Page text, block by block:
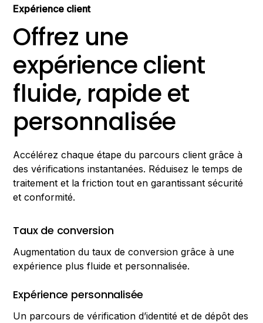
Expérience client
Offrez une
expérience client
fluide, rapide et
personnalisée
Accélérez chaque étape du parcours client grâce à
des vérifications instantanées. Réduisez le temps de
traitement et la friction tout en garantissant sécurité
et conformité.
Taux de conversion
Augmentation du taux de conversion grâce à une
expérience plus fluide et personnalisée.
Expérience personnalisée
Un parcours de vérification d’identité et de dépôt des